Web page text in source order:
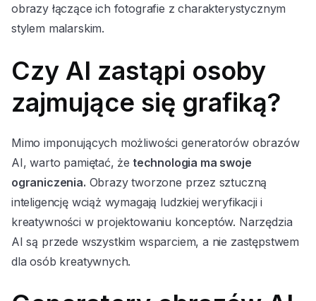
obrazy łączące ich fotografie z charakterystycznym
stylem malarskim.
Czy AI zastąpi osoby
zajmujące się grafiką?
Mimo imponujących możliwości generatorów obrazów
AI, warto pamiętać, że technologia ma swoje
ograniczenia. Obrazy tworzone przez sztuczną
inteligencję wciąż wymagają ludzkiej weryfikacji i
kreatywności w projektowaniu konceptów. Narzędzia
AI są przede wszystkim wsparciem, a nie zastępstwem
dla osób kreatywnych.